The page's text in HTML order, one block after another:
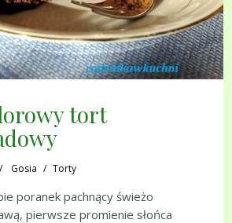
tort
Gosia Torty
poranek pachnący świeżo
pierwsze promienie słońca